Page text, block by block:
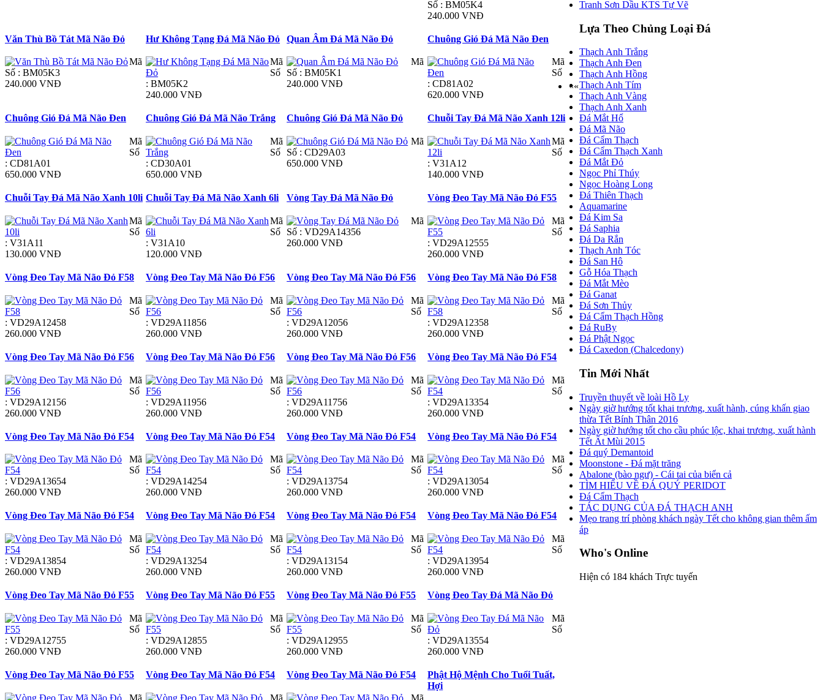
Số : BM05K4
240.000 VNĐ
Văn Thù Bồ Tát Mã Não Đỏ
Mã
Số : BM05K3
240.000 VNĐ
Hư Không Tạng Đá Mã Não Đỏ
Mã
Số
: BM05K2
240.000 VNĐ
Quan Âm Đá Mã Não Đỏ
Mã
Số : BM05K1
240.000 VNĐ
Chuông Gió Đá Mã Não Đen
Mã
Số
: CD81A02
620.000 VNĐ
Chuông Gió Đá Mã Não Đen
Mã
Số
: CD81A01
650.000 VNĐ
Chuông Gió Đá Mã Não Trắng
Mã
Số
: CD30A01
650.000 VNĐ
Chuông Gió Đá Mã Não Đỏ
Mã
Số : CD29A03
650.000 VNĐ
Chuỗi Tay Đá Mã Não Xanh 12li
Mã
Số
: V31A12
140.000 VNĐ
Chuỗi Tay Đá Mã Não Xanh 10li
Mã
Số
: V31A11
130.000 VNĐ
Chuỗi Tay Đá Mã Não Xanh 6li
Mã
Số
: V31A10
120.000 VNĐ
Vòng Tay Đá Mã Não Đỏ
Mã
Số : VD29A14356
260.000 VNĐ
Vòng Đeo Tay Mã Não Đỏ F55
Mã
Số
: VD29A12555
260.000 VNĐ
Vòng Đeo Tay Mã Não Đỏ F58
Mã
Số
: VD29A12458
260.000 VNĐ
Vòng Đeo Tay Mã Não Đỏ F56
Mã
Số
: VD29A11856
260.000 VNĐ
Vòng Đeo Tay Mã Não Đỏ F56
Mã
Số
: VD29A12056
260.000 VNĐ
Vòng Đeo Tay Mã Não Đỏ F58
Mã
Số
: VD29A12358
260.000 VNĐ
Vòng Đeo Tay Mã Não Đỏ F56
Mã
Số
: VD29A12156
260.000 VNĐ
Vòng Đeo Tay Mã Não Đỏ F56
Mã
Số
: VD29A11956
260.000 VNĐ
Vòng Đeo Tay Mã Não Đỏ F56
Mã
Số
: VD29A11756
260.000 VNĐ
Vòng Đeo Tay Mã Não Đỏ F54
Mã
Số
: VD29A13354
260.000 VNĐ
Vòng Đeo Tay Mã Não Đỏ F54
Mã
Số
: VD29A13654
260.000 VNĐ
Vòng Đeo Tay Mã Não Đỏ F54
Mã
Số
: VD29A14254
260.000 VNĐ
Vòng Đeo Tay Mã Não Đỏ F54
Mã
Số
: VD29A13754
260.000 VNĐ
Vòng Đeo Tay Mã Não Đỏ F54
Mã
Số
: VD29A13054
260.000 VNĐ
Vòng Đeo Tay Mã Não Đỏ F54
Mã
Số
: VD29A13854
260.000 VNĐ
Vòng Đeo Tay Mã Não Đỏ F54
Mã
Số
: VD29A13254
260.000 VNĐ
Vòng Đeo Tay Mã Não Đỏ F54
Mã
Số
: VD29A13154
260.000 VNĐ
Vòng Đeo Tay Mã Não Đỏ F54
Mã
Số
: VD29A13954
260.000 VNĐ
Vòng Đeo Tay Mã Não Đỏ F55
Mã
Số
: VD29A12755
260.000 VNĐ
Vòng Đeo Tay Mã Não Đỏ F55
Mã
Số
: VD29A12855
260.000 VNĐ
Vòng Đeo Tay Mã Não Đỏ F55
Mã
Số
: VD29A12955
260.000 VNĐ
Vòng Đeo Tay Đá Mã Não Đỏ
Mã
Số
: VD29A13554
260.000 VNĐ
Vòng Đeo Tay Mã Não Đỏ F55
Mã
Vòng Đeo Tay Mã Não Đỏ F54
Mã
Vòng Đeo Tay Mã Não Đỏ F54
Mã
Phật Hộ Mệnh Cho Tuổi Tuất,
Hợi
««
Tranh Sơn Dầu KTS Tự Vẽ
Lựa Theo Chủng Loại Đá
Thạch Anh Trắng
Thạch Anh Đen
Thạch Anh Hồng
Thạch Anh Tím
Thạch Anh Vàng
Thạch Anh Xanh
Đá Mắt Hổ
Đá Mã Não
Đá Cẩm Thạch
Đá Cẩm Thạch Xanh
Đá Mắt Đỏ
Ngọc Phỉ Thúy
Ngọc Hoàng Long
Đá Thiên Thạch
Aquamarine
Đá Kim Sa
Đá Saphia
Đá Da Rắn
Thạch Anh Tóc
Đá San Hô
Gỗ Hóa Thạch
Đá Mắt Mèo
Đá Ganat
Đá Sơn Thủy
Đá Cẩm Thạch Hồng
Đá RuBy
Đá Phật Ngọc
Đá Caxedon (Chalcedony)
Tin Mới Nhất
Truyền thuyết về loài Hồ Ly
Ngày giờ hướng tốt khai trương, xuất hành, cúng khấn giao
thừa Tết Bính Thân 2016
Ngày giờ hướng tốt cho cầu phúc lộc, khai trương, xuất hành
Tết Ất Mùi 2015
Đá quý Demantoid
Moonstone - Đá mặt trăng
Abalone (bào ngư) - Cái tai của biển cả
TÌM HIỂU VỀ ĐÁ QUÝ PERIDOT
Đá Cẩm Thạch
TÁC DỤNG CỦA ĐÁ THẠCH ANH
Mẹo trang trí phòng khách ngày Tết cho không gian thêm ấm
áp
Who's Online
Hiện có 184 khách Trực tuyến